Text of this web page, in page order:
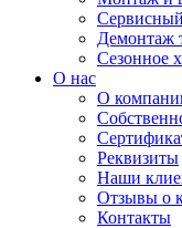
Демонтаж
Сезонное
О нас
О
Реквизиты
Наши
Отзывы о
Контакты